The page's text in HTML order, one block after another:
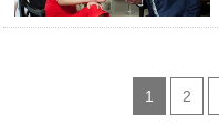
1 2